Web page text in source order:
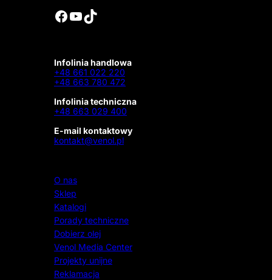
Facebook YouTube TikTok
Infolinia handlowa
+48 661 022 220
+48 663 780 472
Infolinia techniczna
+48 663 029 400
E-mail kontaktowy
kontakt@venol.pl
O nas
Sklep
Katalogi
Porady techniczne
Dobierz olej
Venol Media Center
Projekty unijne
Reklamacja